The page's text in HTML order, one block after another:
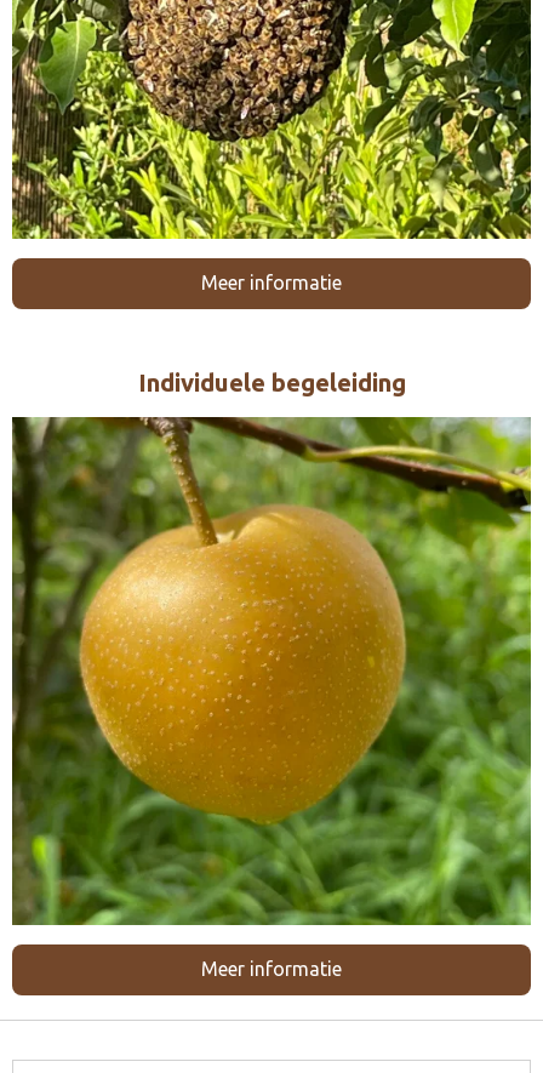
Meer informatie
Individuele begeleiding
Meer informatie